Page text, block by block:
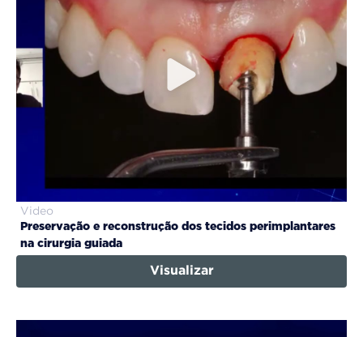
Video
Preservação e reconstrução dos tecidos perimplantares
na cirurgia guiada
Visualizar